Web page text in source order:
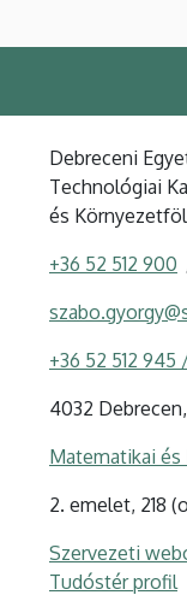
Debreceni
Technológiai
és
+36 52 512 900
+36 52 512 945
4032
Matematikai
2. emelet, 218
Szervezeti
Tudóstér profil